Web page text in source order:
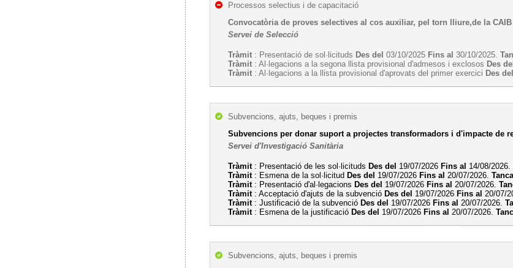
Processos selectius i de capacitació
Convocatòria de proves selectives al cos auxiliar, pel torn lliure,de la
Servei de Selecció
Tràmit : Presentació de sol·licituds Des del 03/10/2025 Fins al 30/10/2025.
Tràmit : Al·legacions a la segona llista provisional d'admesos i exclosos Des del
Tràmit : Al·legacions a la llista provisional d'aprovats del primer exercici Des del
Subvencions, ajuts, beques i premis
Subvencions per donar suport a projectes transformadors i d'impacte de
Servei d'Investigació Sanitària
Tràmit: Presentació de les sol·licituds Des del 19/07/2026 Fins al 14/08/2026.
Tràmit: Esmena de la sol·licitud Des del 19/07/2026 Fins al 20/07/2026.
Tràmit: Presentació d'al·legacions Des del 19/07/2026 Fins al 20/07/2026.
Tràmit: Acceptació d'ajuts de la subvenció Des del 19/07/2026 Fins al 20/07/
Tràmit: Justificació de la subvenció Des del 19/07/2026 Fins al 20/07/2026.
Tràmit: Esmena de la justificació Des del 19/07/2026 Fins al 20/07/2026.
Subvencions, ajuts, beques i premis